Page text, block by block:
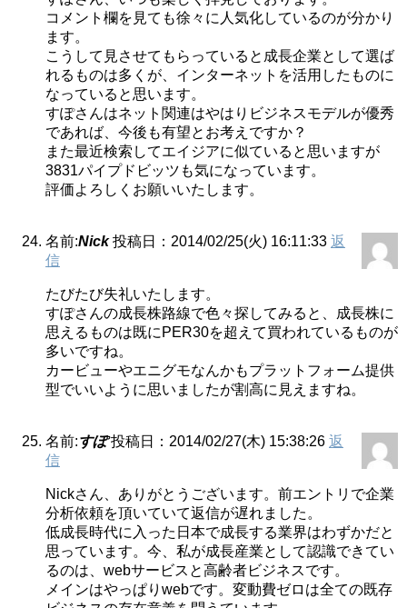
コメント欄を見ても徐々に人気化しているのが分かり
ます。
こうして見させてもらっていると成長企業として選ば
れるものは多くが、インターネットを活用したものに
なっていると思います。
すぽさんはネット関連はやはりビジネスモデルが優秀
であれば、今後も有望とお考えですか？
また最近検索してエイジアに似ていると思いますが
3831パイプドビッツも気になっています。
評価よろしくお願いいたします。
名前:Nick 投稿日：2014/02/25(火) 16:11:33 返
信
たびたび失礼いたします。
すぽさんの成長株路線で色々探してみると、成長株に
思えるものは既にPER30を超えて買われているものが
多いですね。
カービューやエニグモなんかもプラットフォーム提供
型でいいように思いましたが割高に見えますね。
名前:すぽ 投稿日：2014/02/27(木) 15:38:26 返
信
Nickさん、ありがとうございます。前エントリで企業
分析依頼を頂いていて返信が遅れました。
低成長時代に入った日本で成長する業界はわずかだと
思っています。今、私が成長産業として認識できてい
るのは、webサービスと高齢者ビジネスです。
メインはやっぱりwebです。変動費ゼロは全ての既存